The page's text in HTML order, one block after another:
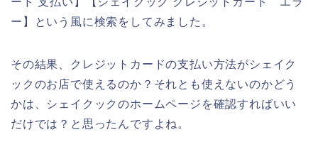
ー】という風に検索をしてみました。
その結果、クレジットカードの支払い方法がシェイク
ックのお店で使えるのか？それとも使えないのかどう
かは、シェイクックのホームページを確認すればいい
だけでは？と思ったんですよね。